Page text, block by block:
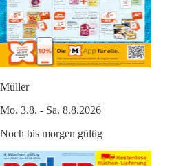
Müller
Mo. 3.8. - Sa. 8.8.2026
Noch bis morgen gültig